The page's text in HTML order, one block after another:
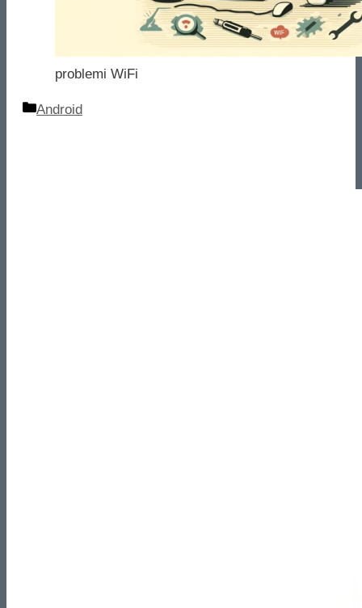
problemi WiFi
Categorie
Android